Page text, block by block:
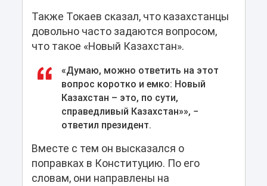
Также Токаев сказал, что казахстанцы
довольно часто задаются вопросом,
что такое «Новый Казахстан».
«Думаю, можно ответить на этот
вопрос коротко и емко: Новый
Казахстан – это, по сути,
справедливый Казахстан»», −
ответил президент.
Вместе с тем он высказался о
поправках в Конституцию. По его
словам, они направлены на